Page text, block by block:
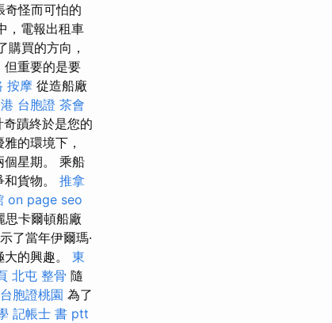
奇怪而可怕的
，電報出租車
購買的方向，
但重要的是要
按摩 從造船廠
台胞證 茶會
蹟終於是您的
的環境下，
個星期。 乘船
貨物。 推拿
on page seo
思卡爾頓船廠
了當年伊爾瑪·
的興趣。 東
北屯 整骨 隨
台胞證桃園 為了
記帳士 書 ptt